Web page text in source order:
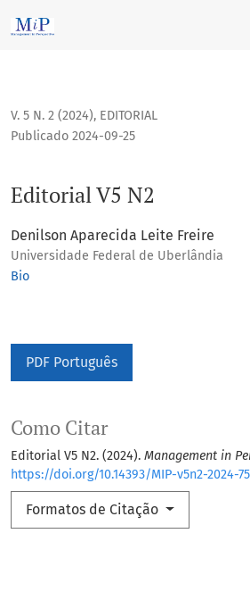
V. 5 N. 2 (2024), EDITORIAL
Editorial V5 N2
Publicado 2024-09-25
Denilson Aparecida Leite Freire
Universidade Federal de Uberlândia
Bio
PDF Português
Como Citar
Editorial V5 N2. (2024). Management in
https://doi.org/10.14393/MIP-v5n2-2024-
Formatos de Citação